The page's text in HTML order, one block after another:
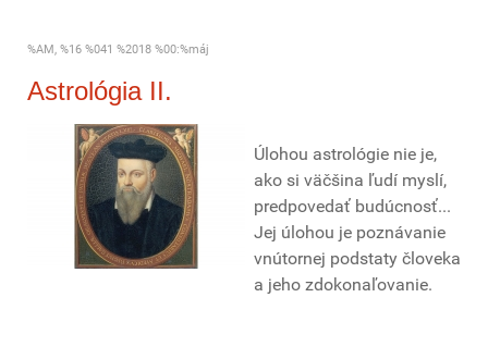
%AM, %16 %041 %2018 %00:%máj
Astrológia II.
Úlohou astrológie nie je,
ako si väčšina ľudí myslí,
predpovedať budúcnosť...
Jej úlohou je poznávanie
vnútornej podstaty človeka
a jeho zdokonaľovanie.